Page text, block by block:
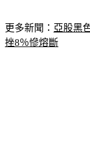
更多新聞：亞股黑